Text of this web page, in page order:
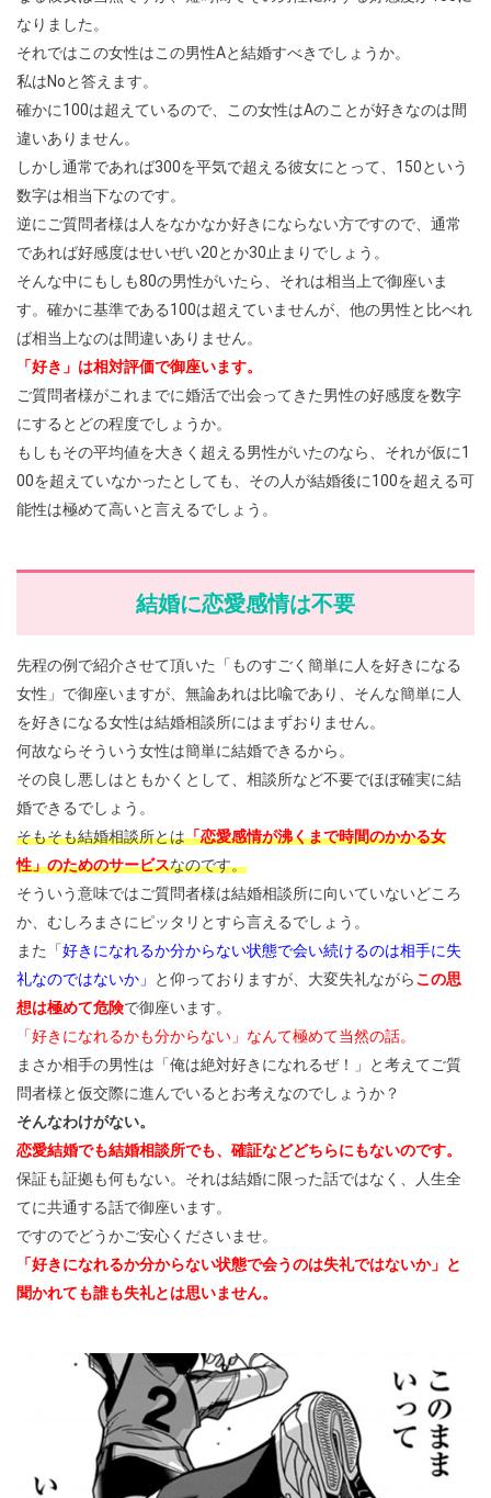
なりました。
それではこの女性はこの男性Aと結婚すべきでしょうか。
私はNoと答えます。
確かに100は超えているので、この女性はAのことが好きなのは間
違いありません。
しかし通常であれば300を平気で超える彼女にとって、150という
数字は相当下なのです。
逆にご質問者様は人をなかなか好きにならない方ですので、通常
であれば好感度はせいぜい20とか30止まりでしょう。
そんな中にもしも80の男性がいたら、それは相当上で御座いま
す。確かに基準である100は超えていませんが、他の男性と比べれ
ば相当上なのは間違いありません。
「好き」は相対評価で御座います。
ご質問者様がこれまでに婚活で出会ってきた男性の好感度を数字
にするとどの程度でしょうか。
もしもその平均値を大きく超える男性がいたのなら、それが仮に1
00を超えていなかったとしても、その人が結婚後に100を超える可
能性は極めて高いと言えるでしょう。
結婚に恋愛感情は不要
先程の例で紹介させて頂いた「ものすごく簡単に人を好きになる
女性」で御座いますが、無論あれは比喩であり、そんな簡単に人
を好きになる女性は結婚相談所にはまずおりません。
何故ならそういう女性は簡単に結婚できるから。
その良し悪しはともかくとして、相談所など不要でほぼ確実に結
婚できるでしょう。
そもそも結婚相談所とは「恋愛感情が沸くまで時間のかかる女
性」のためのサービスなのです。
そういう意味ではご質問者様は結婚相談所に向いていないどころ
か、むしろまさにピッタリとすら言えるでしょう。
また「好きになれるか分からない状態で会い続けるのは相手に失
礼なのではないか」
と仰っておりますが、大変失礼ながらこの思
想は極めて危険で御座います。
「好きになれるかも分からない」なんて極めて当然の話。
まさか相手の男性は「俺は絶対好きになれるぜ！」と考えてご質
問者様と仮交際に進んでいるとお考えなのでしょうか？
そんなわけがない。
恋愛結婚でも結婚相談所でも、確証などどちらにもないのです。
保証も証拠も何もない。それは結婚に限った話ではなく、人生全
てに共通する話で御座います。
ですのでどうかご安心くださいませ。
「好きになれるか分からない状態で会うのは失礼ではないか」と
聞かれても誰も失礼とは思いません。